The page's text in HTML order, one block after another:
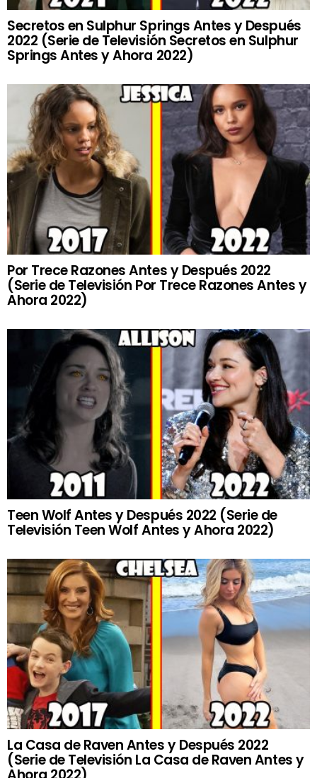
Secretos en Sulphur Springs Antes y Después
2022 (Serie de Televisión Secretos en Sulphur
Springs Antes y Ahora 2022)
Por Trece Razones Antes y Después 2022
(Serie de Televisión Por Trece Razones Antes y
Ahora 2022)
Teen Wolf Antes y Después 2022 (Serie de
Televisión Teen Wolf Antes y Ahora 2022)
La Casa de Raven Antes y Después 2022
(Serie de Televisión La Casa de Raven Antes y